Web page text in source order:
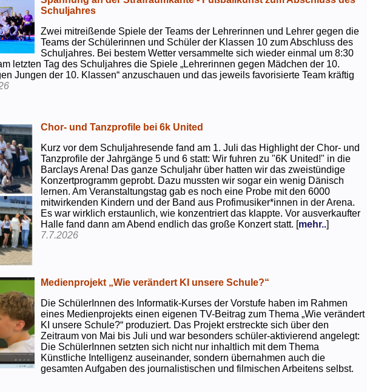
Schuljahres
Zwei mitreißende Spiele der Teams der Lehrerinnen und Lehrer gegen die
Teams der Schülerinnen und Schüler der Klassen 10 zum Abschluss des
Schuljahres. Bei bestem Wetter versammelte sich wieder einmal um 8:30
letzten Tag des Schuljahres die Spiele „Lehrerinnen gegen Mädchen der 10.
Jungen der 10. Klassen“ anzuschauen und das jeweils favorisierte Team kräftig
Chor- und Tanzprofile bei 6k United
Kurz vor dem Schuljahresende fand am 1. Juli das Highlight der Chor- und
Tanzprofile der Jahrgänge 5 und 6 statt: Wir fuhren zu "6K United!" in die
Barclays Arena! Das ganze Schuljahr über hatten wir das zweistündige
Konzertprogramm geprobt. Dazu mussten wir sogar ein wenig Dänisch
lernen. Am Veranstaltungstag gab es noch eine Probe mit den 6000
mitwirkenden Kindern und der Band aus Profimusiker*innen in der Arena.
Es war wirklich erstaunlich, wie konzentriert das klappte. Vor ausverkaufter
Halle fand dann am Abend endlich das große Konzert statt. [mehr..]
7.7.2026
Medienprojekt „Wie verändert KI unsere Schule?“
Die SchülerInnen des Informatik-Kurses der Vorstufe haben im Rahmen
eines Medienprojekts einen eigenen TV-Beitrag zum Thema „Wie verändert
KI unsere Schule?“ produziert. Das Projekt erstreckte sich über den
Zeitraum von Mai bis Juli und war besonders schüler-aktivierend angelegt:
Die SchülerInnen setzten sich nicht nur inhaltlich mit dem Thema
Künstliche Intelligenz auseinander, sondern übernahmen auch die
gesamten Aufgaben des journalistischen und filmischen Arbeitens selbst.